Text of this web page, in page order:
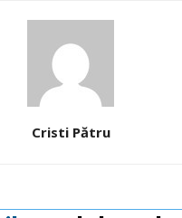
Cristi Pătru